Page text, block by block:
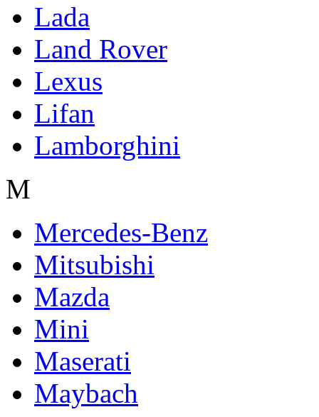
Lada
Land Rover
Lexus
Lifan
Lamborghini
M
Mercedes-Benz
Mitsubishi
Mazda
Mini
Maserati
Maybach